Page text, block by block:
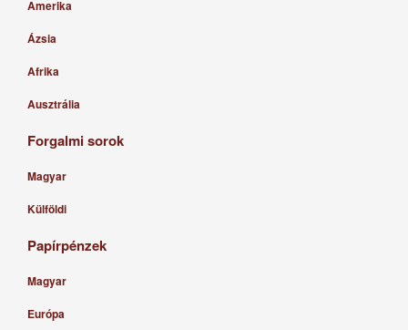
Amerika
Ázsia
Afrika
Ausztrália
Forgalmi sorok
Magyar
Külföldi
Papírpénzek
Magyar
Európa